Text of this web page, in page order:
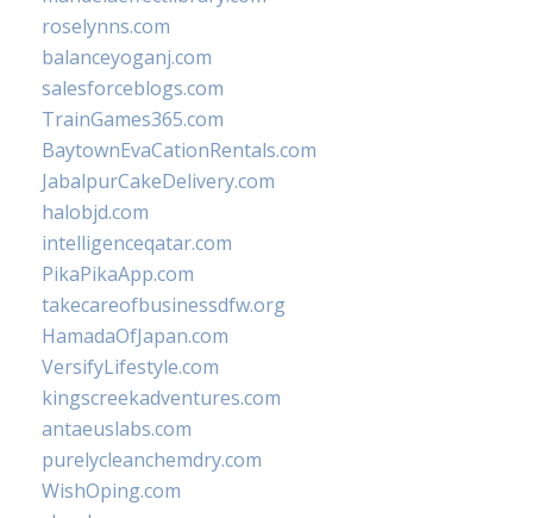
roselynns.com
balanceyoganj.com
salesforceblogs.com
TrainGames365.com
BaytownEvaCationRentals.com
JabalpurCakeDelivery.com
halobjd.com
intelligenceqatar.com
PikaPikaApp.com
takecareofbusinessdfw.org
HamadaOfJapan.com
VersifyLifestyle.com
kingscreekadventures.com
antaeuslabs.com
purelycleanchemdry.com
WishOping.com